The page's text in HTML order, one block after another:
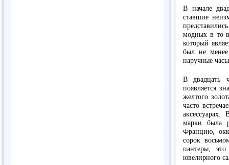
В начале
ставшие
модных в то
который
был не менее
наручные
В двадцать
появляется
желтого
часто
марки была
Францию,
сорок
пантеры,
ювелирного